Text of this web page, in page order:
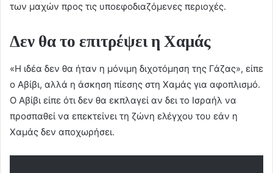
των μαχών προς τις υποεφοδιαζόμενες περιοχές.
Δεν θα το επιτρέψει η Χαμάς
«Η ιδέα δεν θα ήταν η μόνιμη διχοτόμηση της Γάζας», είπε
ο Αβίβι, αλλά η άσκηση πίεσης στη Χαμάς για αφοπλισμό.
Ο Αβίβι είπε ότι δεν θα εκπλαγεί αν δει το Ισραήλ να
προσπαθεί να επεκτείνει τη ζώνη ελέγχου του εάν η
Χαμάς δεν αποχωρήσει.